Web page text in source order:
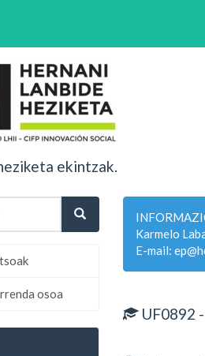
ekintzak.
osoa
Karmelo
E-mail:
UF0892 -